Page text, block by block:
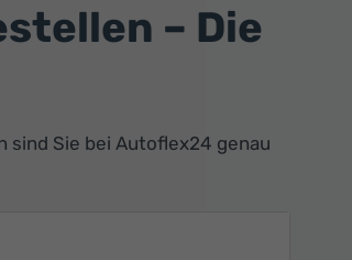
– Die
sind Sie bei Autoflex24 genau